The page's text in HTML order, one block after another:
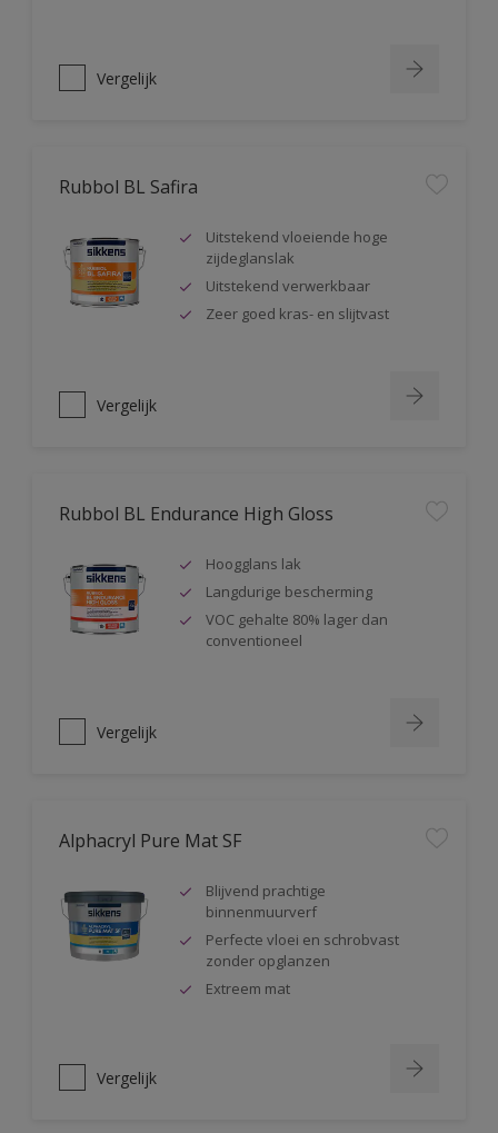
Vergelijk
Rubbol BL Safira
Uitstekend vloeiende hoge
zijdeglanslak
Uitstekend verwerkbaar
Zeer goed kras- en slijtvast
Vergelijk
Rubbol BL Endurance High Gloss
Hoogglans lak
Langdurige bescherming
VOC gehalte 80% lager dan
conventioneel
Vergelijk
Alphacryl Pure Mat SF
Blijvend prachtige
binnenmuurverf
Perfecte vloei en schrobvast
zonder opglanzen
Extreem mat
Vergelijk